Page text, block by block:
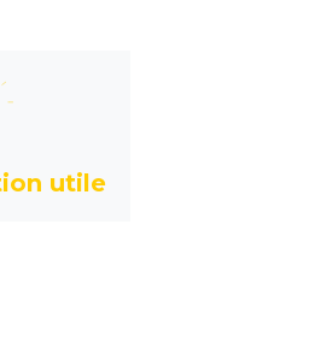
utile
pas les tendances.
est conçue
qui est complexe et